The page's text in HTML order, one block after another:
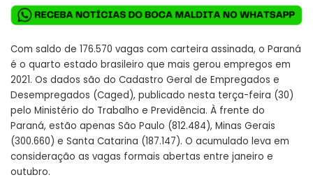
Com saldo de 176.570 vagas com carteira assinada, o Paraná
é o quarto estado brasileiro que mais gerou empregos em
2021. Os dados são do Cadastro Geral de Empregados e
Desempregados (Caged), publicado nesta terça-feira (30)
pelo Ministério do Trabalho e Previdência. À frente do
Paraná, estão apenas São Paulo (812.484), Minas Gerais
(300.660) e Santa Catarina (187.147). O acumulado leva em
consideração as vagas formais abertas entre janeiro e
outubro.